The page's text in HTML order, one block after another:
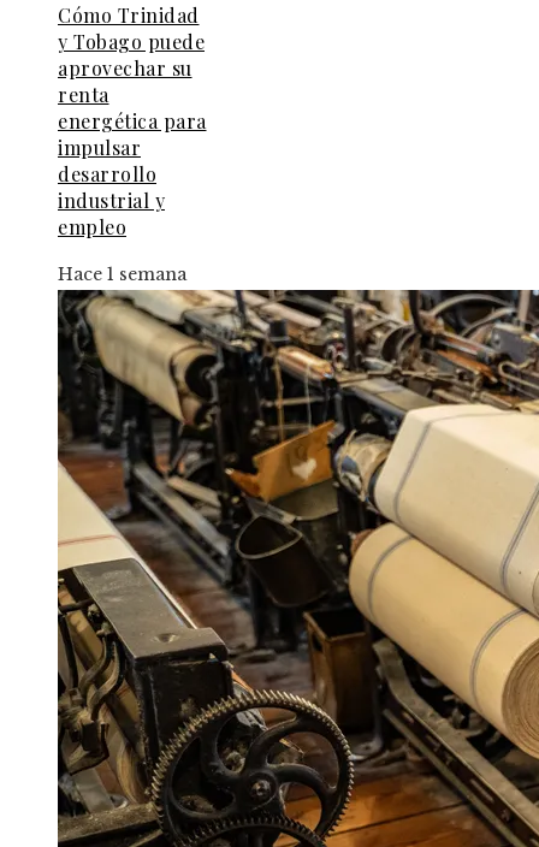
Cómo Trinidad
y Tobago puede
aprovechar su
renta
energética para
impulsar
desarrollo
industrial y
empleo
Hace 1 semana